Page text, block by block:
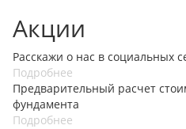
Акции
Расскажи о нас в социальных
Подробнее
Предварительный расчет
фундамента
Подробнее